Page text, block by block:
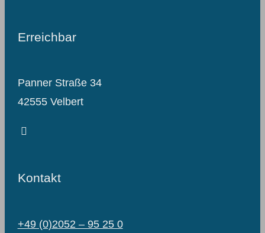
Erreichbar
Panner Straße 34
42555 Velbert
Kontakt
+49 (0)2052 – 95 25 0